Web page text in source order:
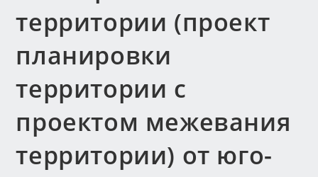
территории (проект
планировки
территории с
проектом межевания
территории) от юго-